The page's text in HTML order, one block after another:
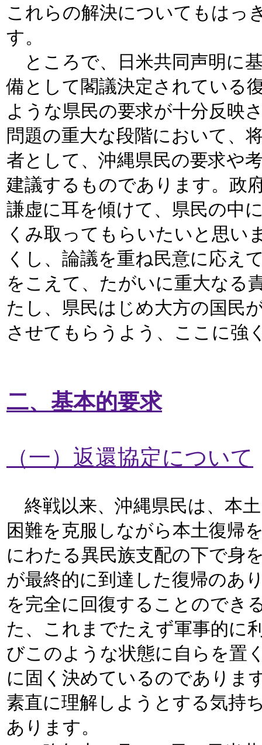
これらの解決についてもはっ
す。
ところで、日米共同声明に
備として閣議決定されている
ような県民の要求が十分反映
問題の重大な段階において、
者として、沖縄県民の要求や
建議するものであります。政
謙虚に耳を傾けて、県民の中
くみ取ってもらいたいと思い
くし、論議を重ね民意に応え
をこえて、たがいに重大なる
たし、県民はじめ大方の国民
させてもらうよう、ここに強
二、基本的要求
（一）返還協定について
終戦以来、沖縄県民は、本
困難を克服しながら本土復帰
にわたる異民族支配の下で身
が最終的に到達した復帰のあ
を完全に回復することのでき
た、これまでたえず軍事的に
びこのような状態に自らを置
に固く決めているのでありま
素直に理解しようとする気持
あります。